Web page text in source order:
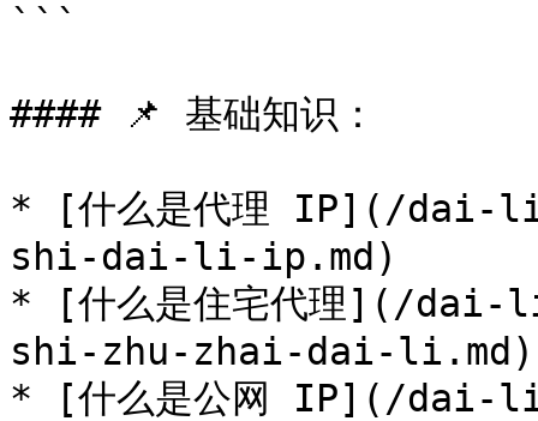
```
#### 📌 基础知识：
* [什么是代理 IP](/
shi-dai-li-ip.md)
* [什么是住宅代理](/
shi-zhu-zhai-dai-li.md)
* [什么是公网 IP](/